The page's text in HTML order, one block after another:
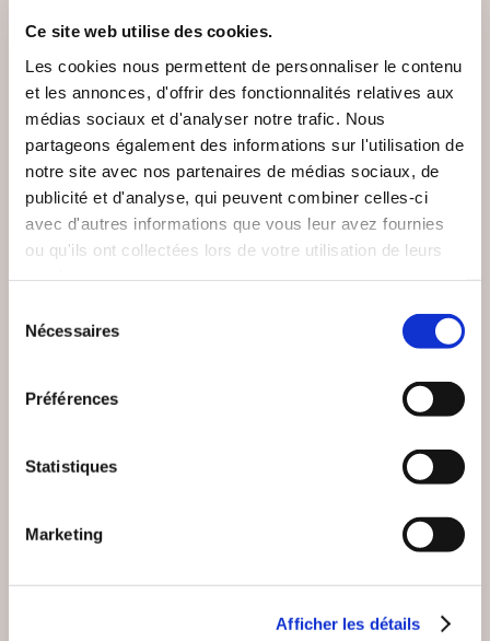
Ce site web utilise des cookies.
Les cookies nous permettent de personnaliser le contenu
et les annonces, d'offrir des fonctionnalités relatives aux
médias sociaux et d'analyser notre trafic. Nous
partageons également des informations sur l'utilisation de
notre site avec nos partenaires de médias sociaux, de
publicité et d'analyse, qui peuvent combiner celles-ci
avec d'autres informations que vous leur avez fournies
ou qu'ils ont collectées lors de votre utilisation de leurs
Nécessaires
Préférences
Statistiques
Marketing
Afficher les détails
(0 avis)
Adrien DECAESTECKER